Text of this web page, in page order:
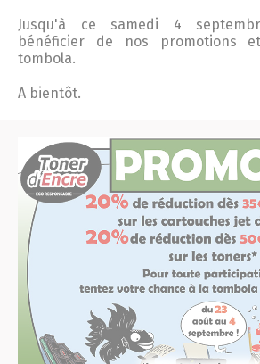
Jusqu'à ce samedi 4
bénéficier de nos promotions
tombola.
A bientôt.